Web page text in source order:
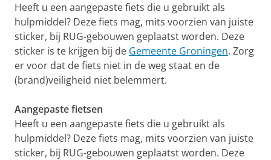
Heeft u een aangepaste fiets die u gebruikt als
hulpmiddel? Deze fiets mag, mits voorzien van juiste
sticker, bij RUG-gebouwen geplaatst worden. Deze
sticker is te krijgen bij de Gemeente Groningen. Zorg
er voor dat de fiets niet in de weg staat en de
(brand)veiligheid niet belemmert.
Aangepaste fietsen
Heeft u een aangepaste fiets die u gebruikt als
hulpmiddel? Deze fiets mag, mits voorzien van juiste
sticker, bij RUG-gebouwen geplaatst worden. Deze